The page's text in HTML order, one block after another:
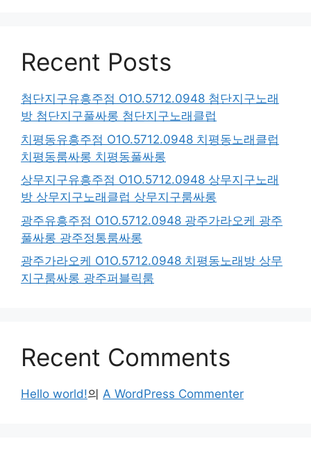
Recent Posts
첨단지구유흥주점 O1O.5712.0948 첨단지구노래
방 첨단지구풀싸롱 첨단지구노래클럽
치평동유흥주점 O1O.5712.0948 치평동노래클럽
치평동룸싸롱 치평동풀싸롱
상무지구유흥주점 O1O.5712.0948 상무지구노래
방 상무지구노래클럽 상무지구룸싸롱
광주유흥주점 O1O.5712.0948 광주가라오케 광주
풀싸롱 광주정통룸싸롱
광주가라오케 O1O.5712.0948 치평동노래방 상무
지구룸싸롱 광주퍼블릭룸
Recent Comments
Hello world!의 A WordPress Commenter